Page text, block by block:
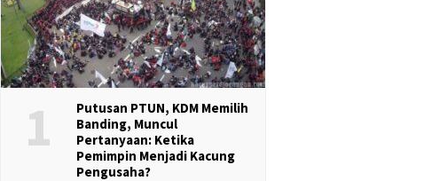
1
Putusan PTUN, KDM Memilih
Banding, Muncul
Pertanyaan: Ketika
Pemimpin Menjadi Kacung
Pengusaha?